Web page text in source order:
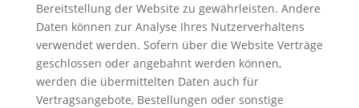
Bereitstellung der Website zu gewährleisten. Andere
Daten können zur Analyse Ihres Nutzerverhaltens
verwendet werden. Sofern über die Website Verträge
geschlossen oder angebahnt werden können,
werden die übermittelten Daten auch für
Vertragsangebote, Bestellungen oder sonstige